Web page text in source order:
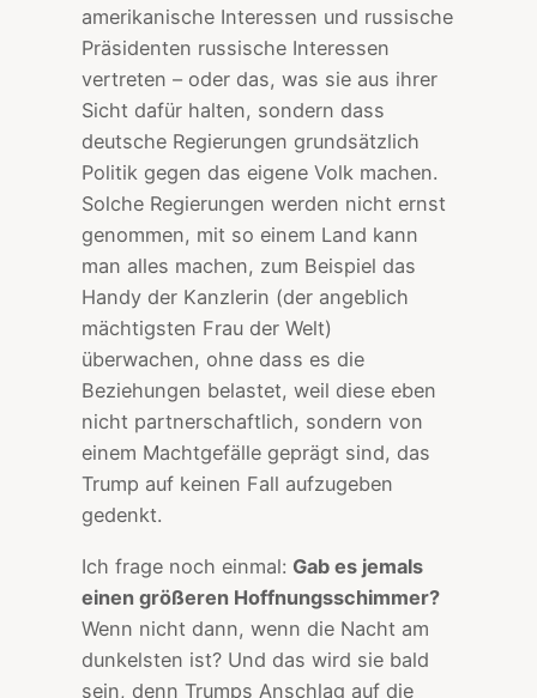
amerikanische Interessen und russische
Präsidenten russische Interessen
vertreten – oder das, was sie aus ihrer
Sicht dafür halten, sondern dass
deutsche Regierungen grundsätzlich
Politik gegen das eigene Volk machen.
Solche Regierungen werden nicht ernst
genommen, mit so einem Land kann
man alles machen, zum Beispiel das
Handy der Kanzlerin (der angeblich
mächtigsten Frau der Welt)
überwachen, ohne dass es die
Beziehungen belastet, weil diese eben
nicht partnerschaftlich, sondern von
einem Machtgefälle geprägt sind, das
Trump auf keinen Fall aufzugeben
gedenkt.
Ich frage noch einmal: Gab es jemals
einen größeren Hoffnungsschimmer?
Wenn nicht dann, wenn die Nacht am
dunkelsten ist? Und das wird sie bald
sein, denn Trumps Anschlag auf die